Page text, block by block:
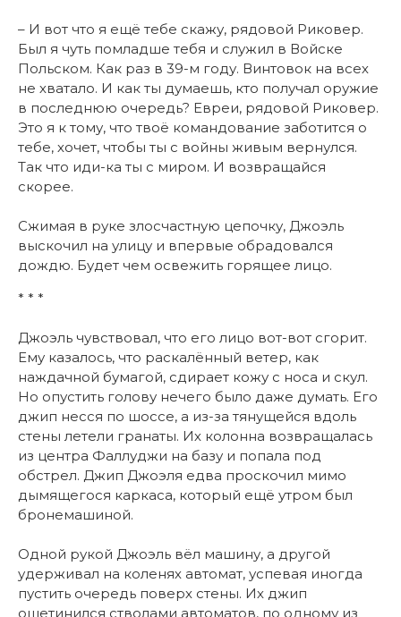
– И вот что я ещё тебе скажу, рядовой Риковер.
Был я чуть помладше тебя и служил в Войске
Польском. Как раз в 39-м году. Винтовок на всех
не хватало. И как ты думаешь, кто получал оружие
в последнюю очередь? Евреи, рядовой Риковер.
Это я к тому, что твоё командование заботится о
тебе, хочет, чтобы ты с войны живым вернулся.
Так что иди-ка ты с миром. И возвращайся
скорее.
Сжимая в руке злосчастную цепочку, Джоэль
выскочил на улицу и впервые обрадовался
дождю. Будет чем освежить горящее лицо.
* * *
Джоэль чувствовал, что его лицо вот-вот сгорит.
Ему казалось, что раскалённый ветер, как
наждачной бумагой, сдирает кожу с носа и скул.
Но опустить голову нечего было даже думать. Его
джип несся по шоссе, а из-за тянущейся вдоль
стены летели гранаты. Их колонна возвращалась
из центра Фаллуджи на базу и попала под
обстрел. Джип Джоэля едва проскочил мимо
дымящегося каркаса, который ещё утром был
бронемашиной.
Одной рукой Джоэль вёл машину, а другой
удерживал на коленях автомат, успевая иногда
пустить очередь поверх стены. Их джип
ощетинился стволами автоматов, по одному из